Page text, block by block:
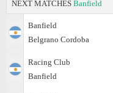
NEXT MATCHES Banfield
Banfield
Belgrano Cordoba
Racing Club
Banfield